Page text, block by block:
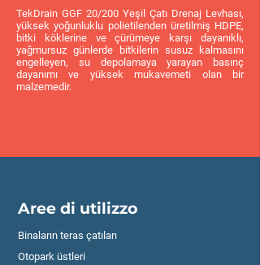
TekDrain GGF 20/200 Yeşil Çatı Drenaj Levhası,
yüksek yoğunluklu polietilenden üretilmiş HDPE,
bitki köklerine ve çürümeye karşı dayanıklı,
yağmursuz günlerde bitkilerin susuz kalmasını
engelleyen, su depolamaya yarayan basınç
dayanımı ve yüksek mukavemeti olan bir
malzemedir.
Aree di utilizzo
Binaların teras çatıları
Otopark üstleri